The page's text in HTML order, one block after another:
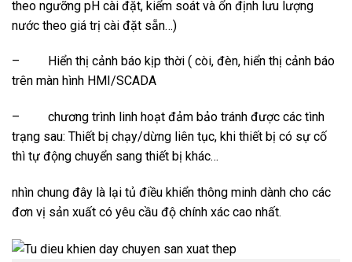
theo ngưỡng pH cài đặt, kiểm soát và ổn định lưu lượng
nước theo giá trị cài đặt sẵn…)
– Hiển thị cảnh báo kịp thời ( còi, đèn, hiển thị cảnh báo
trên màn hình HMI/SCADA
– chương trình linh hoạt đảm bảo tránh được các tình
trạng sau: Thiết bị chạy/dừng liên tục, khi thiết bị có sự cố
thì tự động chuyển sang thiết bị khác…
nhìn chung đây là lại tủ điều khiển thông minh dành cho các
đơn vị sản xuất có yêu cầu độ chính xác cao nhất.